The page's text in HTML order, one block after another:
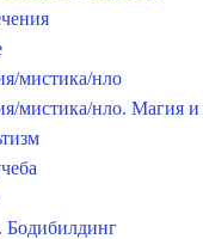
мистика/нло
мистика/нло. Магия и
Бодибилдинг